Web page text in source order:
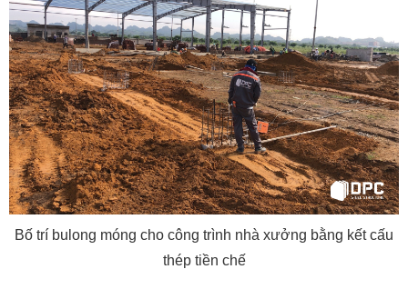
Bố trí bulong móng cho công trình nhà xưởng bằng kết cấu
thép tiền chế